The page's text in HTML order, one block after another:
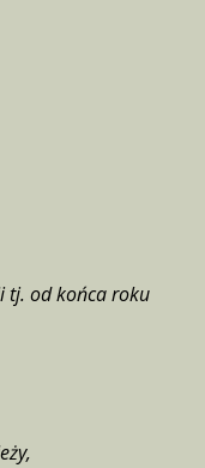
tj. od końca roku